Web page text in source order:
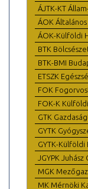
ÁJTK-KT
ÁOK
ÁOK-Külföldi
BTK
BTK-BMI
ETSZK
FOK
FOK-K
GTK
GYTK
GYTK-
JGYPK
MGK
MK Mérnöki